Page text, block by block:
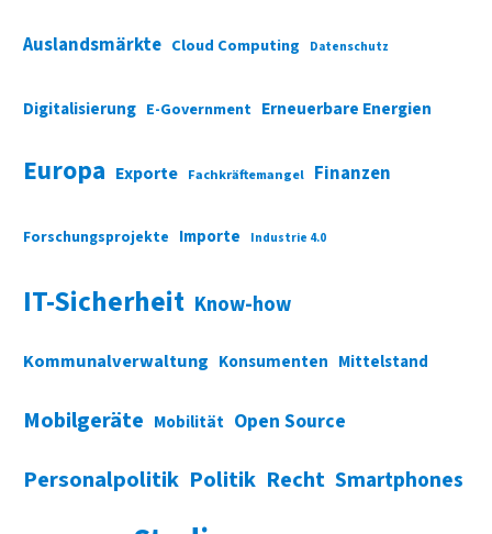
Auslandsmärkte Cloud Computing Datenschutz
Digitalisierung E-Government Erneuerbare Energien
Europa Exporte Fachkräftemangel Finanzen
Forschungsprojekte Importe Industrie 4.0
IT-Sicherheit Know-how
Kommunalverwaltung Konsumenten Mittelstand
Mobilgeräte Mobilität Open Source
Personalpolitik Politik Recht Smartphones